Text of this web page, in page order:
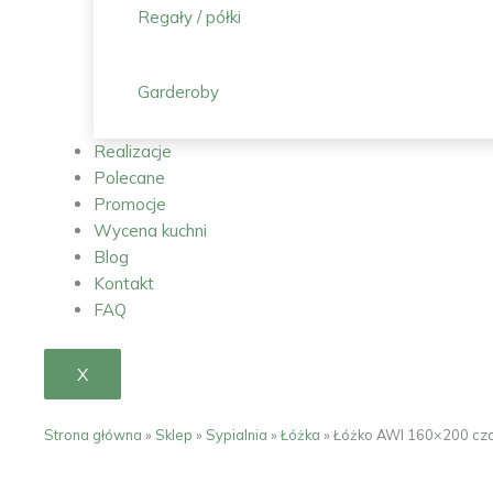
Regały / półki
Garderoby
Realizacje
Polecane
Promocje
Wycena kuchni
Blog
Kontakt
FAQ
X
Strona główna » Sklep » Sypialnia » Łóżka » Łóżko AWI 160×200